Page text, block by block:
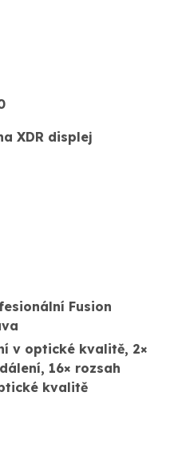
XDR displej
Fusion
v optické kvalitě, 2×
16× rozsah
kvalitě